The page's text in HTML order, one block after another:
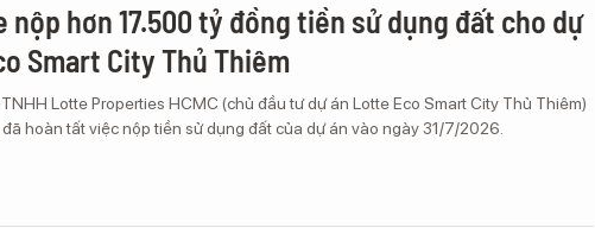
nộp hơn 17.500 tỷ đồng tiền sử dụng đất cho dự
Smart City Thủ Thiêm
Lotte Properties HCMC (chủ đầu tư dự án Lotte Eco Smart City Thủ Thiêm)
hoàn tất việc nộp tiền sử dụng đất của dự án vào ngày 31/7/2026.